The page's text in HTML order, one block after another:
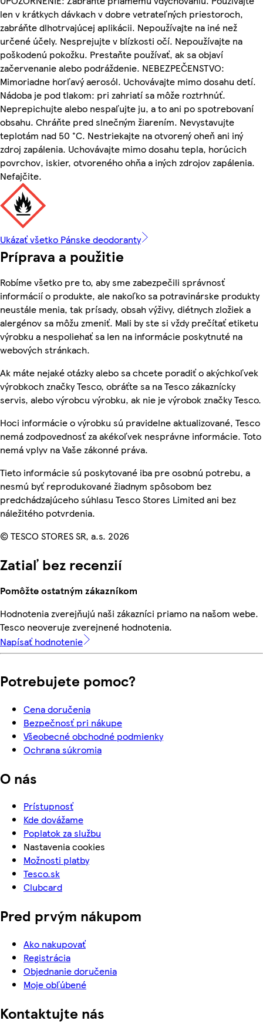
len v krátkych dávkach v dobre vetrateľných priestoroch,
zabráňte dlhotrvajúcej aplikácii. Nepoužívajte na iné než
určené účely. Nesprejujte v blízkosti očí. Nepoužívajte na
poškodenú pokožku. Prestaňte používať, ak sa objaví
začervenanie alebo podráždenie. NEBEZPEČENSTVO:
Mimoriadne horľavý aerosól. Uchovávajte mimo dosahu detí.
Nádoba je pod tlakom: pri zahriatí sa môže roztrhnúť.
Neprepichujte alebo nespaľujte ju, a to ani po spotrebovaní
obsahu. Chráňte pred slnečným žiarením. Nevystavujte
teplotám nad 50 °C. Nestriekajte na otvorený oheň ani iný
zdroj zapálenia. Uchovávajte mimo dosahu tepla, horúcich
povrchov, iskier, otvoreného ohňa a iných zdrojov zapálenia.
Nefajčite.
Ukázať všetko Pánske deodoranty
Príprava a použitie
Robíme všetko pre to, aby sme zabezpečili správnosť
informácií o produkte, ale nakoľko sa potravinárske produkty
neustále menia, tak prísady, obsah výživy, diétnych zložiek a
alergénov sa môžu zmeniť. Mali by ste si vždy prečítať etiketu
výrobku a nespoliehať sa len na informácie poskytnuté na
webových stránkach.
Ak máte nejaké otázky alebo sa chcete poradiť o akýchkoľvek
výrobkoch značky Tesco, obráťte sa na Tesco zákaznícky
servis, alebo výrobcu výrobku, ak nie je výrobok značky Tesco.
Hoci informácie o výrobku sú pravidelne aktualizované, Tesco
nemá zodpovednosť za akékoľvek nesprávne informácie. Toto
nemá vplyv na Vaše zákonné práva.
Tieto informácie sú poskytované iba pre osobnú potrebu, a
nesmú byť reprodukované žiadnym spôsobom bez
predchádzajúceho súhlasu Tesco Stores Limited ani bez
náležitého potvrdenia.
© TESCO STORES SR, a.s. 2026
Zatiaľ bez recenzií
Pomôžte ostatným zákazníkom
Hodnotenia zverejňujú naši zákazníci priamo na našom webe.
Tesco neoveruje zverejnené hodnotenia.
Napísať hodnotenie
Potrebujete pomoc?
Cena doručenia
Bezpečnosť pri nákupe
Všeobecné obchodné podmienky
Ochrana súkromia
O nás
Prístupnosť
Kde dovážame
Poplatok za službu
Nastavenia cookies
Možnosti platby
Tesco.sk
Clubcard
Pred prvým nákupom
Ako nakupovať
Registrácia
Objednanie doručenia
Moje obľúbené
Kontaktujte nás